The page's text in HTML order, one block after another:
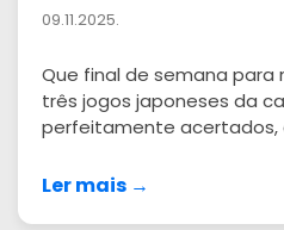
09.11.2025.
Que final de semana para
três jogos japoneses da
perfeitamente acertados,
Ler mais →